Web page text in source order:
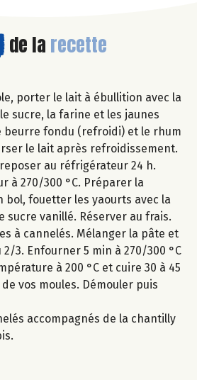
de la recette
porter le lait à ébullition avec la
sucre, la farine et les jaunes
beurre fondu (refroidi) et le rhum
le lait après refroidissement.
au réfrigérateur 24 h.
à 270/300 °C. Préparer la
bol, fouetter les yaourts avec la
sucre vanillé. Réserver au frais.
à cannelés. Mélanger la pâte et
3. Enfourner 5 min à 270/300 °C
à 200 °C et cuire 30 à 45
vos moules. Démouler puis
accompagnés de la chantilly